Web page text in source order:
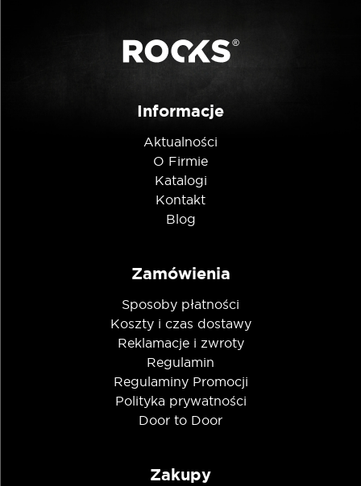
Informacje
Aktualności
O Firmie
Katalogi
Kontakt
Blog
Zamówienia
Sposoby płatności
Koszty i czas dostawy
Reklamacje i zwroty
Regulamin
Regulaminy Promocji
Polityka prywatności
Door to Door
Zakupy